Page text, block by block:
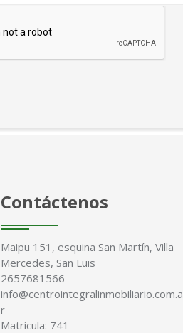
Contáctenos
Maipu 151, esquina San Martín, Villa
Mercedes, San Luis
2657681566
info@centrointegralinmobiliario.com.a
r
Matrícula: 741